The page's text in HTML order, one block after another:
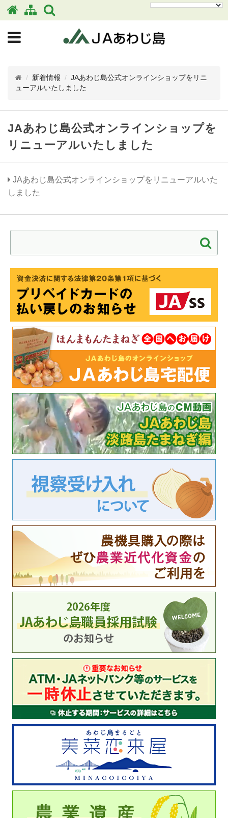
/ 新着情報 / JAあわじ島公式オンラインショップをリニ
ューアルいたしました
JAあわじ島公式オンラインショップを
リニューアルいたしました
JAあわじ島公式オンラインショップをリニューアルいた
しました